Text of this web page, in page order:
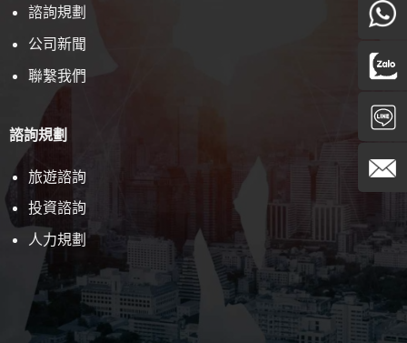
諮詢規劃
公司新聞
聯繫我們
諮詢規劃
旅遊諮詢
投資諮詢
人力規劃
Wechat
Zalo
Line